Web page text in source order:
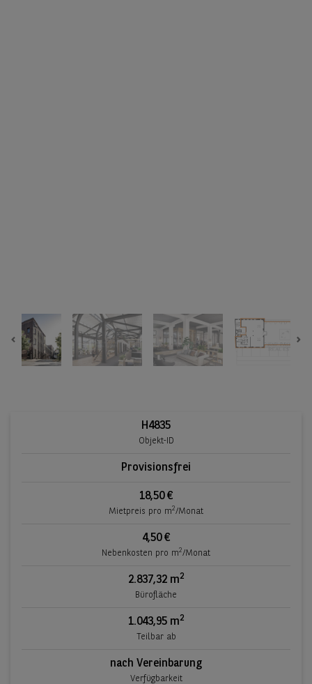
Previous
H4835
Objekt-ID
Provisionsfrei
18,50 €
Mietpreis pro m2/Monat
4,50 €
Nebenkosten pro m2/Monat
2.837,32 m2
Bürofläche
1.043,95 m2
Teilbar ab
nach Vereinbarung
Verfügbarkeit